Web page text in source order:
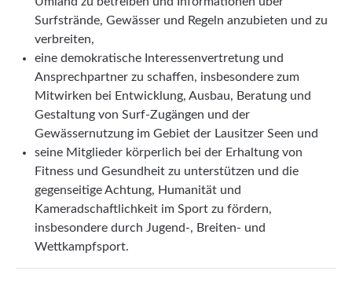
Surfstrände, Gewässer und Regeln anzubieten und zu
verbreiten,
eine demokratische Interessenvertretung und
Ansprechpartner zu schaffen, insbesondere zum
Mitwirken bei Entwicklung, Ausbau, Beratung und
Gestaltung von Surf-Zugängen und der
Gewässernutzung im Gebiet der Lausitzer Seen und
seine Mitglieder körperlich bei der Erhaltung von
Fitness und Gesundheit zu unterstützen und die
gegenseitige Achtung, Humanität und
Kameradschaftlichkeit im Sport zu fördern,
insbesondere durch Jugend-, Breiten- und
Wettkampfsport.